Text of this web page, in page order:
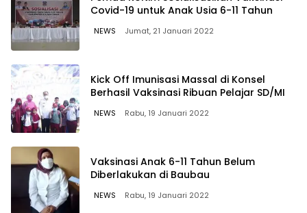
Covid-19 untuk Anak Usia 6-11 Tahun
NEWS Jumat, 21 Januari 2022
Kick Off Imunisasi Massal di Konsel
Berhasil Vaksinasi Ribuan Pelajar SD/MI
NEWS Rabu, 19 Januari 2022
Vaksinasi Anak 6-11 Tahun Belum
Diberlakukan di Baubau
NEWS Rabu, 19 Januari 2022